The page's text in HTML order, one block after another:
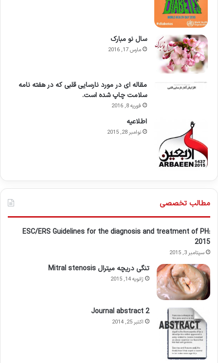
سال نو مبارک
مارس 17, 2016
مقاله ای در مورد نارسایی قلبی که در هفته نامه
سلامت چاپ شده است.
فوریه 8, 2016
اطلاعيه
نوامبر 28, 2015
مطالب تخصصی
ESC/ERS Guidelines for the diagnosis and treatment of PH:
2015
سپتامبر 3, 2015
تنگی دریچه میترال Mitral stenosis
ژانویه 14, 2015
Journal abstract 2
اکتبر 25, 2014